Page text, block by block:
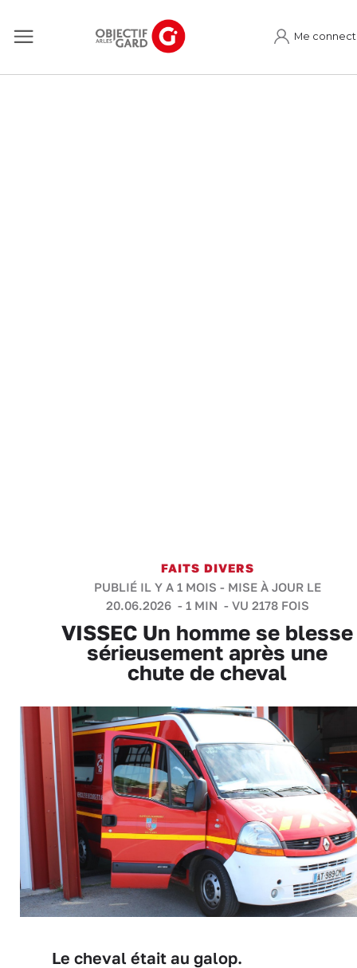
Me
FAITS DIVERS
PUBLIÉ IL Y A 1 MOIS - MISE À JOUR LE
20.06.2026 - 1 MIN - VU 2178 FOIS
VISSEC Un homme se blesse
sérieusement après une
chute de cheval
Le cheval était au galop.